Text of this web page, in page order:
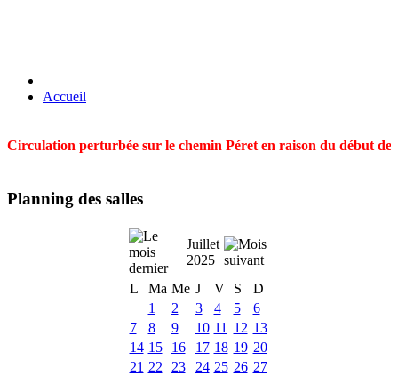
Accueil
Circulation perturbée sur le chemin Péret en raison du début
Planning des salles
Juillet
2025
L
Ma Me J V S
D
1
2 3 4 5
6
7
8 9 10 11 12 13
14 15 16 17 18 19 20
21 22 23 24 25 26 27